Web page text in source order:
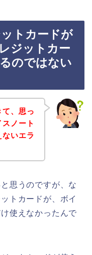
トカードが
ジットカー
のではない
、思っ
ノート
いエラ
思うのですが、な
トカードが、ボイ
使えなかったんで